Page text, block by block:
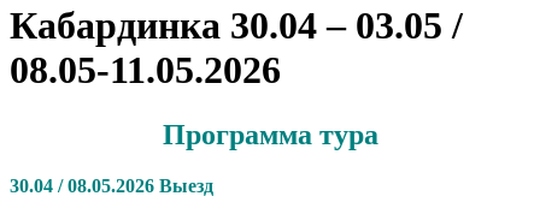
Кабардинка 30.04 – 03.05 /
08.05-11.05.2026
Программа тура
30.04 / 08.05.2026 Выезд